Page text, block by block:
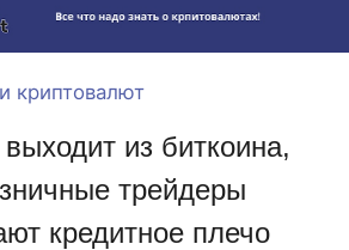
криптовалют
из биткоина,
трейдеры
кредитное плечо